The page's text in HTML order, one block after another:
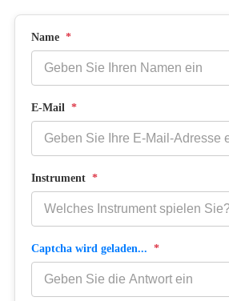
Name *
E-Mail *
Instrument *
Captcha wird geladen... *